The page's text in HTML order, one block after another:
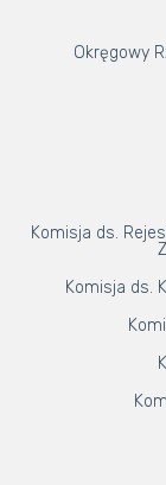
Okręgowy
Komisja ds.
Komisja ds.